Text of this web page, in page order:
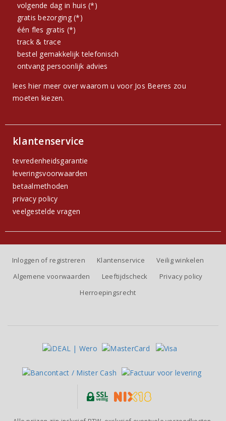
volgende dag in huis (*)
gratis bezorging (*)
één fles gratis (*)
track & trace
bestel gemakkelijk telefonisch
ontvang persoonlijk advies
lees hier meer over waarom u voor Jos Beeres zou
moeten kiezen.
klantenservice
tevredenheidsgarantie
leveringsvoorwaarden
betaalmethoden
privacy policy
veelgestelde vragen
Inloggen of registreren Klantenservice
Veilig winkelen
Algemene voorwaarden
Leeftijdscheck
Privacy policy
Herroepingsrecht